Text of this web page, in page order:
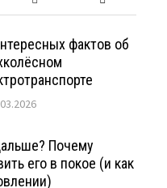
фактов об
Почему
его в покое (и как